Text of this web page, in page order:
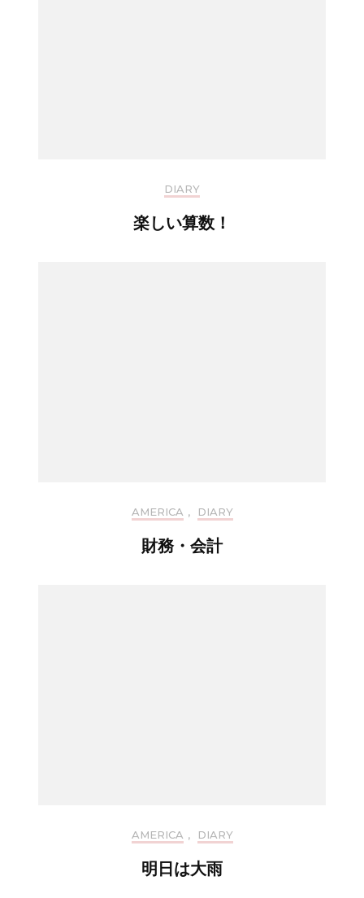
DIARY
楽しい算数！
AMERICA , DIARY
財務・会計
AMERICA , DIARY
明日は大雨